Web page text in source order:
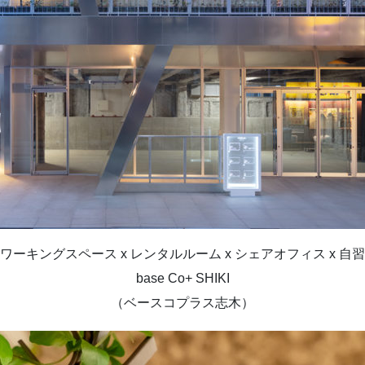
ーキングスペース x レンタルルーム x シェアオフィス x 自
base Co+ SHIKI
（ベースコプラス志木）